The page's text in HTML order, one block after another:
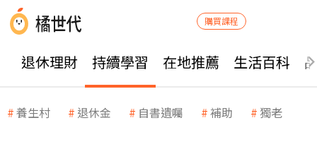
購買課程
退休理財 持續學習 在地推薦 生活百科
養生村 退休金 自書遺囑 補助 獨老